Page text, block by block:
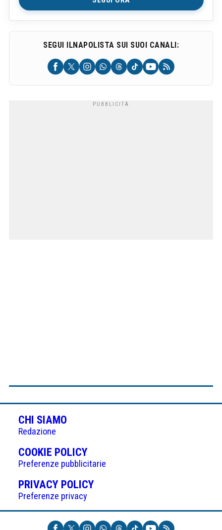
SEGUI ILNAPOLISTA SUI SUOI CANALI:
CHI SIAMO
Redazione
COOKIE POLICY(APRE
IN
UNA
NUOVA
Preferenze pubblicitarie
PRIVACY POLICY(APRE
UNA
NUOVA
Preferenze privacy